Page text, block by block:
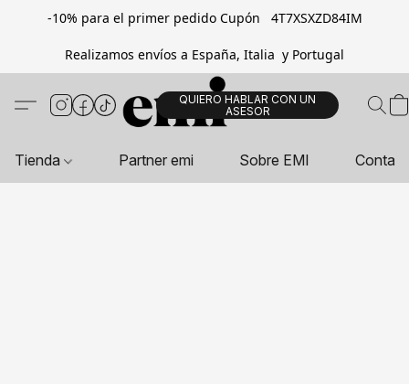
-10% para el primer pedido Cupón 4T7XSXZD84IM
Realizamos envíos a España, Italia y Portugal
QUIERO HABLAR CON UN
ASESOR
Tienda Partner emi Sobre EMI